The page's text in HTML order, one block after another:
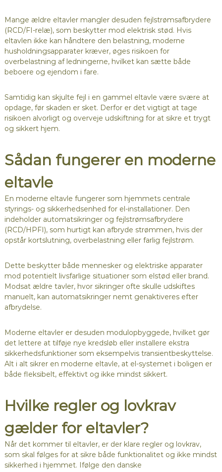
Mange ældre eltavler mangler desuden fejlstrømsafbrydere
(RCD/FI-relæ), som beskytter mod elektrisk stød. Hvis
eltavlen ikke kan håndtere den belastning, moderne
husholdningsapparater kræver, øges risikoen for
overbelastning af ledningerne, hvilket kan sætte både
beboere og ejendom i fare.
Samtidig kan skjulte fejl i en gammel eltavle være svære at
opdage, før skaden er sket. Derfor er det vigtigt at tage
risikoen alvorligt og overveje udskiftning for at sikre et trygt
og sikkert hjem.
Sådan fungerer en moderne
eltavle
En moderne eltavle fungerer som hjemmets centrale
styrings- og sikkerhedsenhed for el-installationer. Den
indeholder automatsikringer og fejlstrømsafbrydere
(RCD/HPFI), som hurtigt kan afbryde strømmen, hvis der
opstår kortslutning, overbelastning eller farlig fejlstrøm.
Dette beskytter både mennesker og elektriske apparater
mod potentielt livsfarlige situationer som elstød eller brand.
Modsat ældre tavler, hvor sikringer ofte skulle udskiftes
manuelt, kan automatsikringer nemt genaktiveres efter
afbrydelse.
Moderne eltavler er desuden modulopbyggede, hvilket gør
det lettere at tilføje nye kredsløb eller installere ekstra
sikkerhedsfunktioner som eksempelvis transientbeskyttelse.
Alt i alt sikrer en moderne eltavle, at el-systemet i boligen er
både fleksibelt, effektivt og ikke mindst sikkert.
Hvilke regler og lovkrav
gælder for eltavler?
Når det kommer til eltavler, er der klare regler og lovkrav,
som skal følges for at sikre både funktionalitet og ikke mindst
sikkerhed i hjemmet. Ifølge den danske